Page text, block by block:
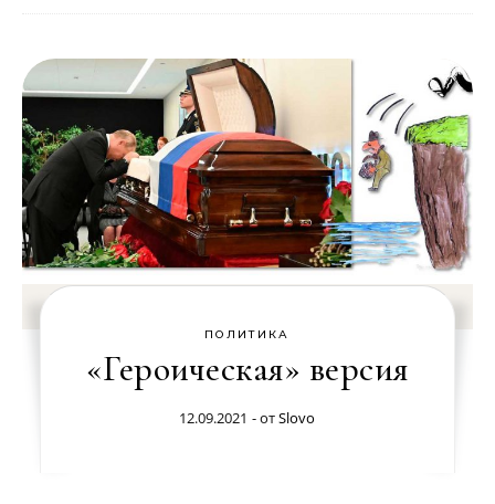
ПОЛИТИКА
«Героическая» версия
12.09.2021 - отSlovo